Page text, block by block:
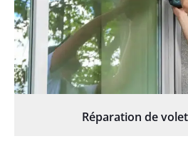
Réparation de